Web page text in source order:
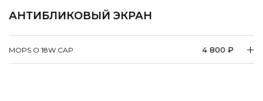
АНТИБЛИКОВЫЙ ЭКРАН
MOPS O 18W CAP 4 800 ₽